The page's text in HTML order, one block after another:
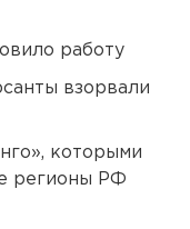
работу
взорвали
которыми
регионы РФ